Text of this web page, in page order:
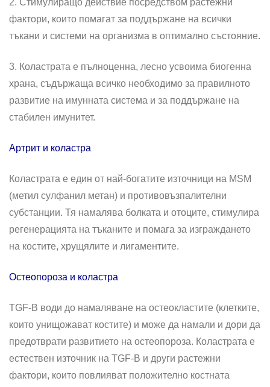
2. Стимулиращо действие посредством растежни
фактори, които помагат за поддържане на всички
тъкани и системи на организма в оптимално състояние.
3. Коластрата е пълноценна, лесно усвоима биогенна
храна, съдържаща всичко необходимо за правилното
развитие на имунната система и за поддържане на
стабилен имунитет.
Артрит и коластра
Коластрата е един от най-богатите източници на MSM
(метил сулфанил метан) и противовъзпалителни
субстанции. Тя намалява болката и отоците, стимулира
регенерацията на тъканите и помага за изграждането
на костите, хрущялите и лигаментите.
Остеопороза и коластра
TGF-B води до намаляване на остеокластите (клетките,
които унищожават костите) и може да намали и дори да
предотврати развитието на остеопороза. Коластрата е
естествен източник на TGF-B и други растежни
фактори, които повлияват положително костната